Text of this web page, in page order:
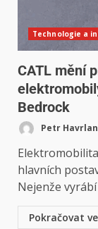
Technologie a
CATL mění
Bedrock
Petr
hlavních
Nejenže
Pokračovat